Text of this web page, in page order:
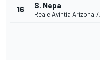
16 S. Nepa
Reale Avintia Arizona